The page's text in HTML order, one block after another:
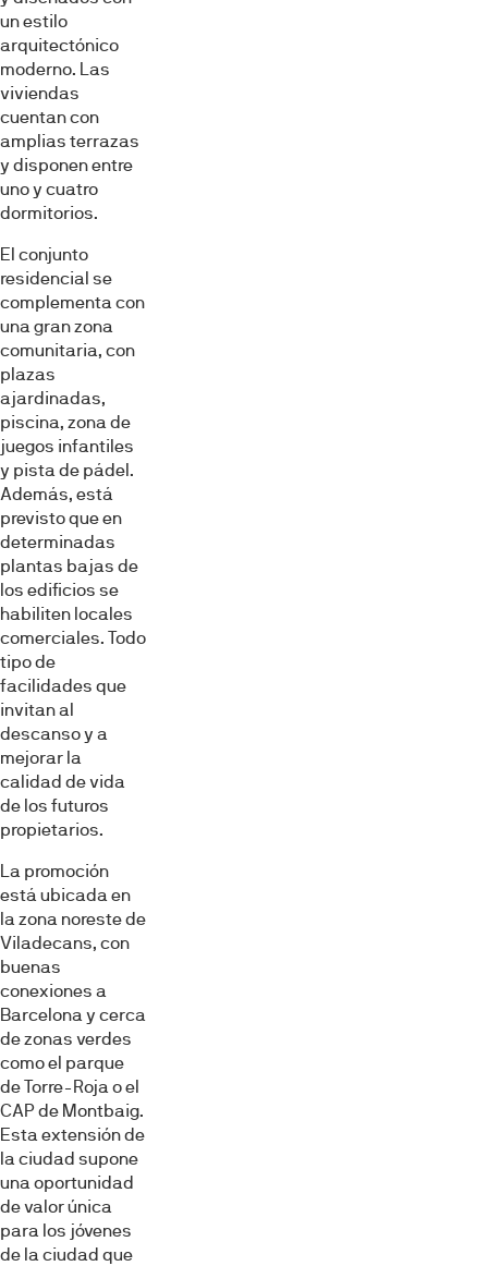
un estilo
arquitectónico
moderno. Las
viviendas
cuentan con
amplias terrazas
y disponen entre
uno y cuatro
dormitorios.
El conjunto
residencial se
complementa con
una gran zona
comunitaria, con
plazas
ajardinadas,
piscina, zona de
juegos infantiles
y pista de pádel.
Además, está
previsto que en
determinadas
plantas bajas de
los edificios se
habiliten locales
comerciales. Todo
tipo de
facilidades que
invitan al
descanso y a
mejorar la
calidad de vida
de los futuros
propietarios.
La promoción
está ubicada en
la zona noreste de
Viladecans, con
buenas
conexiones a
Barcelona y cerca
de zonas verdes
como el parque
de Torre-Roja o el
CAP de Montbaig.
Esta extensión de
la ciudad supone
una oportunidad
de valor única
para los jóvenes
de la ciudad que